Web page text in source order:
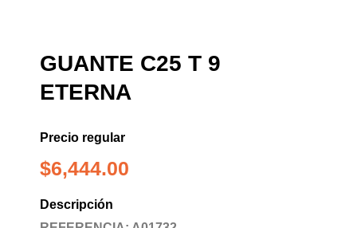
GUANTE C25 T 9
ETERNA
Precio regular
$6,444.00
Descripción